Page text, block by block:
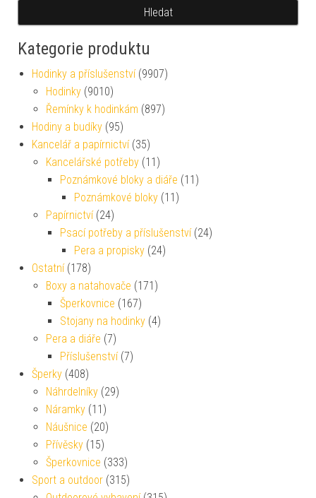
Hledat
Kategorie produktu
Hodinky a příslušenství (9907)
Hodinky (9010)
Řemínky k hodinkám (897)
Hodiny a budíky (95)
Kancelář a papírnictví (35)
Kancelářské potřeby (11)
Poznámkové bloky a diáře (11)
Poznámkové bloky (11)
Papírnictví (24)
Psací potřeby a příslušenství (24)
Pera a propisky (24)
Ostatní (178)
Boxy a natahovače (171)
Šperkovnice (167)
Stojany na hodinky (4)
Pera a diáře (7)
Příslušenství (7)
Šperky (408)
Náhrdelníky (29)
Náramky (11)
Náušnice (20)
Přívěsky (15)
Šperkovnice (333)
Sport a outdoor (315)